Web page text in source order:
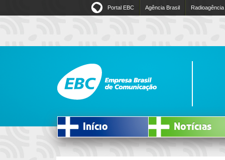
Portal EBC Agência Brasil
Início Notícias